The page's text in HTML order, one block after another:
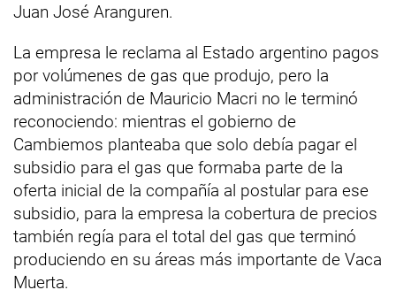
Juan José Aranguren.
La empresa le reclama al Estado argentino pagos
por volúmenes de gas que produjo, pero la
administración de Mauricio Macri no le terminó
reconociendo: mientras el gobierno de
Cambiemos planteaba que solo debía pagar el
subsidio para el gas que formaba parte de la
oferta inicial de la compañía al postular para ese
subsidio, para la empresa la cobertura de precios
también regía para el total del gas que terminó
produciendo en su áreas más importante de Vaca
Muerta.